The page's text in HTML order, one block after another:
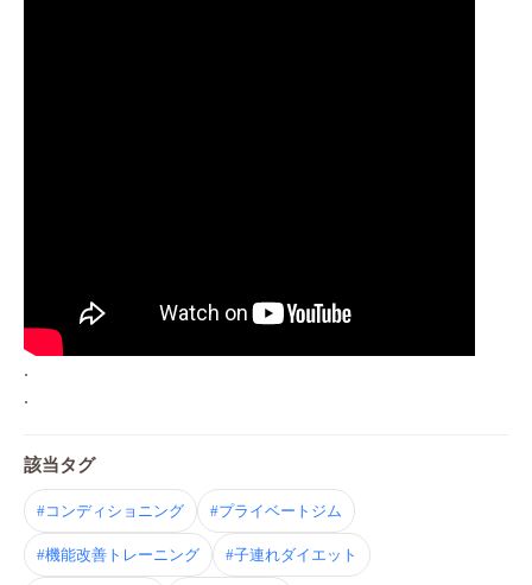
.
.
該当タグ
#コンディショニング #プライベートジム
#機能改善トレーニング #子連れダイエット